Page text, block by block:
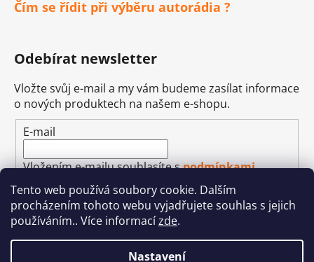
Tento web používá soubory cookie. Dalším
procházením tohoto webu vyjadřujete souhlas s jejich
používáním.. Více informacízde.
Nastavení
Čím se řídit při výběru autorádia ?
Odebírat newsletter
Vložte svůj e-mail a my vám budeme zasílat informace
o nových produktech na našem e-shopu.
E-mail
Vložením e-mailu souhlasíte spodmínkami
ochrany osobních údajů
PŘIHLÁSIT SE